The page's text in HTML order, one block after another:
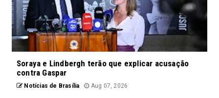
Soraya e Lindbergh terão que explicar acusação
contra Gaspar
Notícias de Brasília Aug 07, 2026